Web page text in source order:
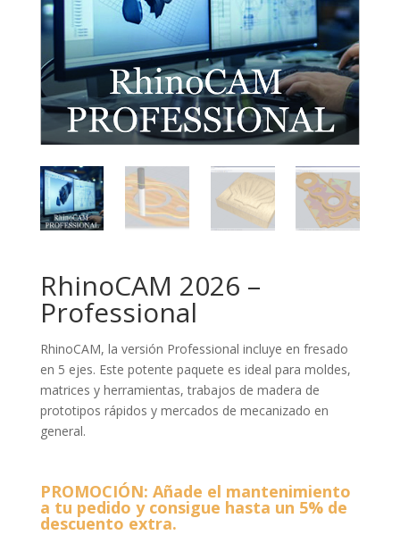
RhinoCAM 2026 –
Professional
RhinoCAM, la versión Professional incluye en fresado
en 5 ejes. Este potente paquete es ideal para moldes,
matrices y herramientas, trabajos de madera de
prototipos rápidos y mercados de mecanizado en
general.
PROMOCIÓN: Añade el mantenimiento
a tu pedido y consigue hasta un 5% de
descuento extra.